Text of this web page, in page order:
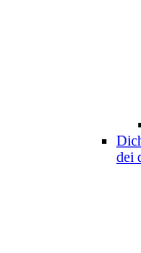
dei